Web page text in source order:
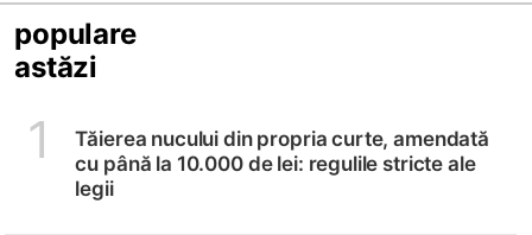
populare
astăzi
1
Tăierea nucului din propria curte, amendată
cu până la 10.000 de lei: regulile stricte ale
legii